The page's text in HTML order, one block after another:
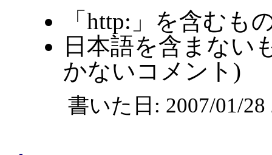
「http:」を含むも
日本語を含まない
かないコメント)
書いた日: 2007/01/